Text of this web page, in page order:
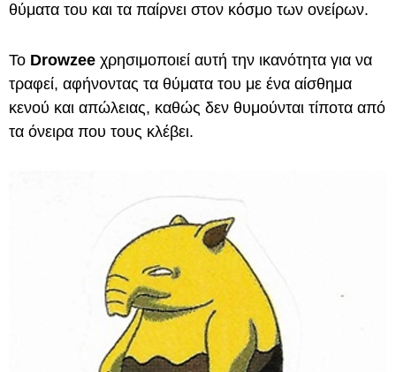
θύματα του και τα παίρνει στον κόσμο των ονείρων.
Το Drowzee χρησιμοποιεί αυτή την ικανότητα για να
τραφεί, αφήνοντας τα θύματα του με ένα αίσθημα
κενού και απώλειας, καθώς δεν θυμούνται τίποτα από
τα όνειρα που τους κλέβει.